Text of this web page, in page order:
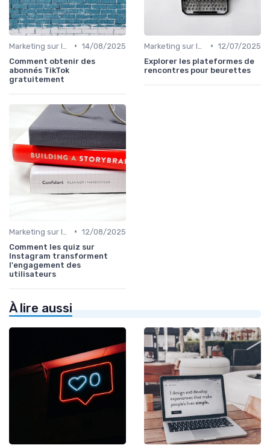
• 14/08/2025
Comment obtenir des
abonnés TikTok
gratuitement
• 12/07/2025
Explorer les plateformes de
rencontres pour beurettes
• 12/08/2025
Comment les quiz sur
Instagram transforment
l'engagement des
utilisateurs
À lire aussi